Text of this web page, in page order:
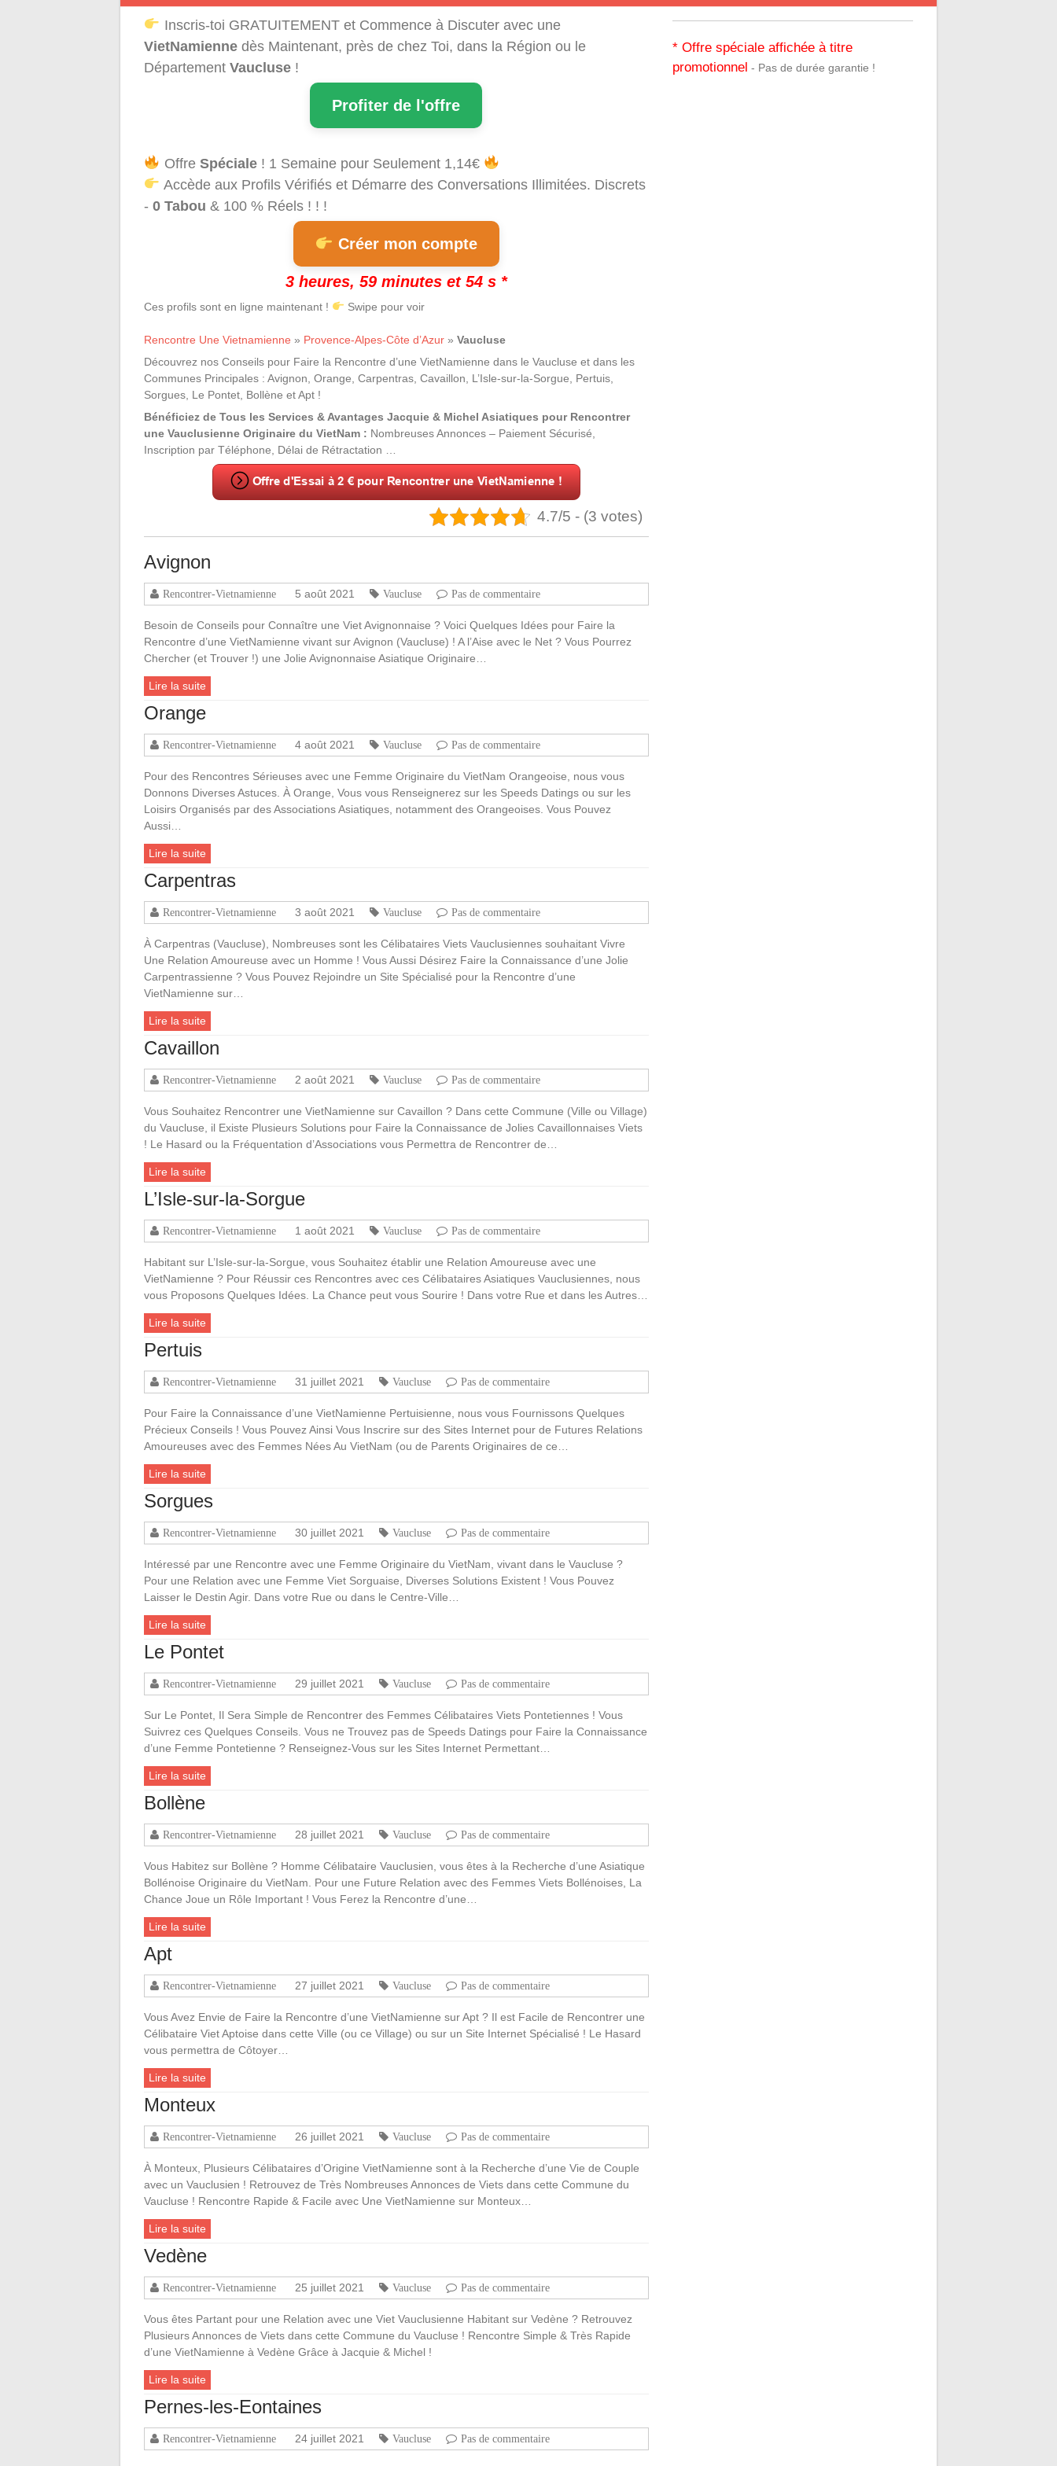
Inscris-toi GRATUITEMENT et Commence à Discuter avec une
VietNamienne dès Maintenant, près de chez Toi, dans la Région ou le
Département Vaucluse !
Profiter de l'offre
Offre Spéciale! 1 Semaine pour Seulement 1,14€
Accède aux Profils Vérifiés et Démarre des Conversations Illimitées. Discrets
- 0 Tabou & 100 % Réels ! ! !
Créer mon compte
3 heures, 59 minutes et 53 s *
Ces profils sont en ligne maintenant ! Swipe pour voir
Rencontre Une Vietnamienne » Provence-Alpes-Côte d’Azur » Vaucluse
Découvrez nos Conseils pour Faire la Rencontre d’une VietNamienne dans le Vaucluse et dans les
Communes Principales : Avignon, Orange, Carpentras, Cavaillon, L’Isle-sur-la-Sorgue, Pertuis,
Sorgues, Le Pontet, Bollène et Apt !
Bénéficiez de Tous les Services & Avantages Jacquie & Michel Asiatiques pour Rencontrer
une Vauclusienne Originaire du VietNam : Nombreuses Annonces – Paiement Sécurisé,
Inscription par Téléphone, Délai de Rétractation …
4.7/5 - (3 votes)
Avignon
Rencontrer-Vietnamienne 5 août 2021 Vaucluse Pas de commentaire
Besoin de Conseils pour Connaître une Viet Avignonnaise ? Voici Quelques Idées pour Faire la
Rencontre d’une VietNamienne vivant sur Avignon (Vaucluse) ! A l’Aise avec le Net ? Vous Pourrez
Chercher (et Trouver !) une Jolie Avignonnaise Asiatique Originaire…
Lire la suite
Orange
Rencontrer-Vietnamienne 4 août 2021 Vaucluse Pas de commentaire
Pour des Rencontres Sérieuses avec une Femme Originaire du VietNam Orangeoise, nous vous
Donnons Diverses Astuces. À Orange, Vous vous Renseignerez sur les Speeds Datings ou sur les
Loisirs Organisés par des Associations Asiatiques, notamment des Orangeoises. Vous Pouvez
Aussi…
Lire la suite
Carpentras
Rencontrer-Vietnamienne 3 août 2021 Vaucluse Pas de commentaire
À Carpentras (Vaucluse), Nombreuses sont les Célibataires Viets Vauclusiennes souhaitant Vivre
Une Relation Amoureuse avec un Homme ! Vous Aussi Désirez Faire la Connaissance d’une Jolie
Carpentrassienne ? Vous Pouvez Rejoindre un Site Spécialisé pour la Rencontre d’une
VietNamienne sur…
Lire la suite
Cavaillon
Rencontrer-Vietnamienne 2 août 2021 Vaucluse Pas de commentaire
Vous Souhaitez Rencontrer une VietNamienne sur Cavaillon ? Dans cette Commune (Ville ou Village)
du Vaucluse, il Existe Plusieurs Solutions pour Faire la Connaissance de Jolies Cavaillonnaises Viets
! Le Hasard ou la Fréquentation d’Associations vous Permettra de Rencontrer de…
Lire la suite
L’Isle-sur-la-Sorgue
Rencontrer-Vietnamienne 1 août 2021 Vaucluse Pas de commentaire
Habitant sur L’Isle-sur-la-Sorgue, vous Souhaitez établir une Relation Amoureuse avec une
VietNamienne ? Pour Réussir ces Rencontres avec ces Célibataires Asiatiques Vauclusiennes, nous
vous Proposons Quelques Idées. La Chance peut vous Sourire ! Dans votre Rue et dans les Autres…
Lire la suite
Pertuis
Rencontrer-Vietnamienne 31 juillet 2021 Vaucluse Pas de commentaire
Pour Faire la Connaissance d’une VietNamienne Pertuisienne, nous vous Fournissons Quelques
Précieux Conseils ! Vous Pouvez Ainsi Vous Inscrire sur des Sites Internet pour de Futures Relations
Amoureuses avec des Femmes Nées Au VietNam (ou de Parents Originaires de ce…
Lire la suite
Sorgues
Rencontrer-Vietnamienne 30 juillet 2021 Vaucluse Pas de commentaire
Intéressé par une Rencontre avec une Femme Originaire du VietNam, vivant dans le Vaucluse ?
Pour une Relation avec une Femme Viet Sorguaise, Diverses Solutions Existent ! Vous Pouvez
Laisser le Destin Agir. Dans votre Rue ou dans le Centre-Ville…
Lire la suite
Le Pontet
Rencontrer-Vietnamienne 29 juillet 2021 Vaucluse Pas de commentaire
Sur Le Pontet, Il Sera Simple de Rencontrer des Femmes Célibataires Viets Pontetiennes ! Vous
Suivrez ces Quelques Conseils. Vous ne Trouvez pas de Speeds Datings pour Faire la Connaissance
d’une Femme Pontetienne ? Renseignez-Vous sur les Sites Internet Permettant…
Lire la suite
Bollène
Rencontrer-Vietnamienne 28 juillet 2021 Vaucluse Pas de commentaire
Vous Habitez sur Bollène ? Homme Célibataire Vauclusien, vous êtes à la Recherche d’une Asiatique
Bollénoise Originaire du VietNam. Pour une Future Relation avec des Femmes Viets Bollénoises, La
Chance Joue un Rôle Important ! Vous Ferez la Rencontre d’une…
Lire la suite
Apt
Rencontrer-Vietnamienne 27 juillet 2021 Vaucluse Pas de commentaire
Vous Avez Envie de Faire la Rencontre d’une VietNamienne sur Apt ? Il est Facile de Rencontrer une
Célibataire Viet Aptoise dans cette Ville (ou ce Village) ou sur un Site Internet Spécialisé ! Le Hasard
vous permettra de Côtoyer…
Lire la suite
Monteux
Rencontrer-Vietnamienne 26 juillet 2021 Vaucluse Pas de commentaire
À Monteux, Plusieurs Célibataires d’Origine VietNamienne sont à la Recherche d’une Vie de Couple
avec un Vauclusien ! Retrouvez de Très Nombreuses Annonces de Viets dans cette Commune du
Vaucluse ! Rencontre Rapide & Facile avec Une VietNamienne sur Monteux…
Lire la suite
Vedène
Rencontrer-Vietnamienne 25 juillet 2021 Vaucluse Pas de commentaire
Vous êtes Partant pour une Relation avec une Viet Vauclusienne Habitant sur Vedène ? Retrouvez
Plusieurs Annonces de Viets dans cette Commune du Vaucluse ! Rencontre Simple & Très Rapide
d’une VietNamienne à Vedène Grâce à Jacquie & Michel !
Lire la suite
Pernes-les-Eontaines
Rencontrer-Vietnamienne 24 juillet 2021 Vaucluse Pas de commentaire
* Offre spéciale affichée à titre
promotionnel - Pas de durée garantie !